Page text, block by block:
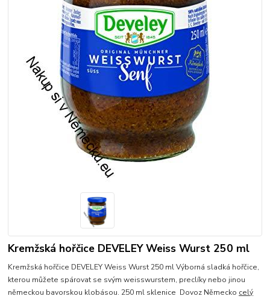
Kremžská hořčice DEVELEY Weiss Wurst 250 ml
Kremžská hořčice DEVELEY Weiss Wurst 250 ml Výborná sladká hořčice,
kterou můžete spárovat se svým weisswurstem, preclíky nebo jinou
německou bavorskou klobásou. 250 ml sklenice Dovoz Německo celý